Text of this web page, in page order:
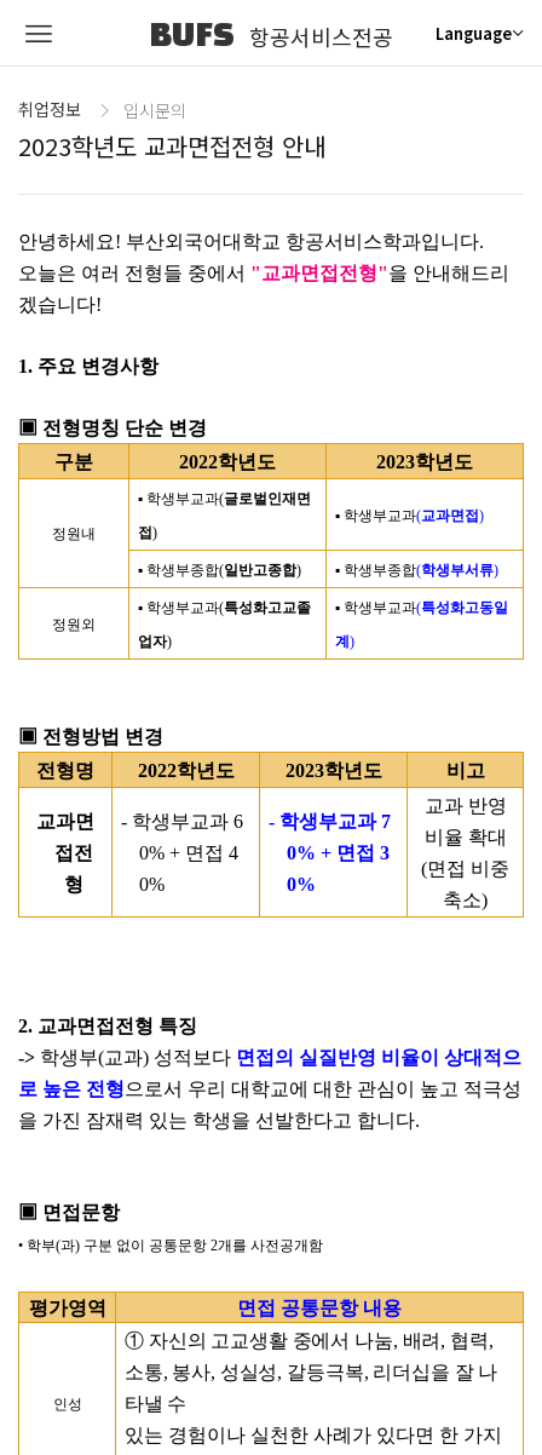
BUFS 항공서비스전공 Language
취업정보 입시문의
2023학년도 교과면접전형 안내
안녕하세요! 부산외국어대학교 항공서비스학과입니다.
오늘은 여러 전형들 중에서 " 교과면접전형"을 안내해드리
겠습니다!
1. 주요 변경사항
▣ 전형명칭 단순 변경
구분
2022학년도 2023학년도
정원내
▪ 학생부교과(글로벌인재면
접)
▪ 학생부교과(교과면접)
▪ 학생부종합(일반고종합) ▪ 학생부종합(학생부서류)
정원외
▪ 학생부교과(특성화고교졸
업자)
▪ 학생부교과(특성화고동일
계 )
▣ 전형방법 변경
전형명
2022학년도 2023학년도 비고
교과면
접전
형
- 학생부교과6
0% + 면접 4
0%
- 학생부교과7
0% + 면접 3
0%
교과 반영
비율 확대
(면접 비중
축소)
2. 교과면접전형 특징
-> 학생부(교과) 성적보다 면접의 실질반영 비율이 상대적으
로 높은 전형 으로서 우리 대학교에 대한 관심이 높고 적극성
을 가진 잠재력 있는 학생을 선발한다고 합니다.
▣ 면접문항
• 학부(과) 구분 없이 공통문항 2개를 사전공개함
평가영역 면접 공통문항 내용
인성
① 자신의 고교생활 중에서 나눔, 배려 , 협력,
소통, 봉사, 성실성, 갈등극복, 리더십을 잘 나
타낼 수
있는 경험이나 실천한 사례가 있다면 한 가지